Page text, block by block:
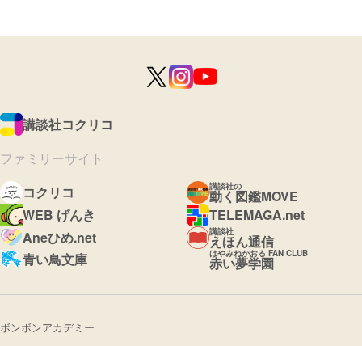
講談社コクリコ
ファミリーサイト
コクリコ
講談社の
動く図鑑MOVE
WEB げんき
TELEMAGA.net
Aneひめ.net
講談社
えほん通信
青い鳥文庫
はやみねかおる FAN CLUB
赤い夢学園
ボンボンアカデミー